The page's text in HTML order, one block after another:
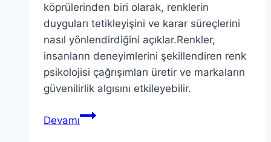
köprülerinden biri olarak, renklerin
duyguları tetikleyişini ve karar süreçlerini
nasıl yönlendirdiğini açıklar.Renkler,
insanların deneyimlerini şekillendiren renk
psikolojisi çağrışımları üretir ve markaların
güvenilirlik algısını etkileyebilir.
DevamıRenk